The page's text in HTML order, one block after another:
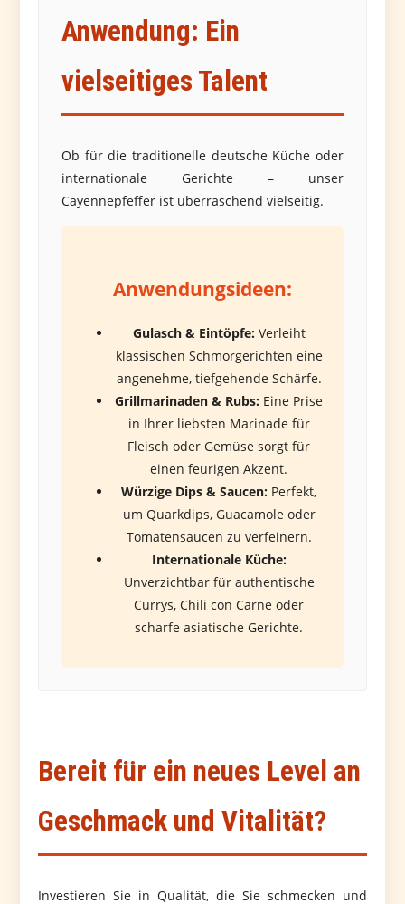
Anwendung: Ein
vielseitiges Talent
Ob für die traditionelle deutsche Küche oder
internationale Gerichte – unser
Cayennepfeffer ist überraschend vielseitig.
Anwendungsideen:
Gulasch & Eintöpfe:Verleiht
klassischen Schmorgerichten eine
angenehme, tiefgehende Schärfe.
Grillmarinaden & Rubs: Eine Prise
in Ihrer liebsten Marinade für
Fleisch oder Gemüse sorgt für
einen feurigen Akzent.
Würzige Dips & Saucen: Perfekt,
um Quarkdips, Guacamole oder
Tomatensaucen zu verfeinern.
Internationale Küche:
Unverzichtbar für authentische
Currys, Chili con Carne oder
scharfe asiatische Gerichte.
Bereit für ein neues Level an
Geschmack und Vitalität?
Investieren Sie in Qualität, die Sie schmecken und